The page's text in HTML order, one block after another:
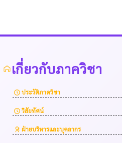
เกี่ยวกับภาควิชา
ประวัติภาควิชา
วิสัยทัศน์
ฝ่ายบริหารและบุคลากร